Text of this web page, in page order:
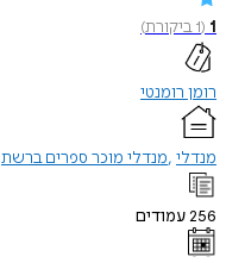
1
(
1ביקורת)
רומן רומנטי
מנדלי מנדלי מוכר ספרים ברשת
256עמודים